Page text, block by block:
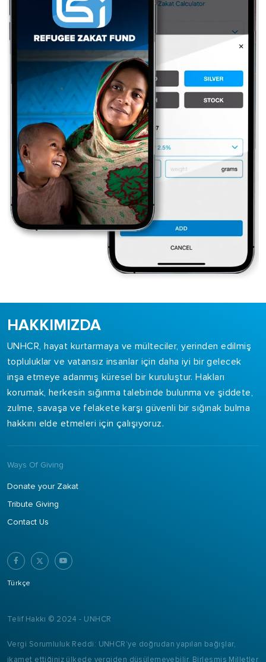
HAKKIMIZDA
UNHCR, hayat kurtarmaya ve mülteciler, yerinden edilmiş
topluluklar ve vatansız insanlar için daha iyi bir gelecek
inşa etmeye adanmış küresel bir kuruluştur. Hakları
korumak, herkesin sığınma talebinde bulunma ve şiddete,
zulme, savaşa ve felakete karşı güvenli bir sığınak bulma
hakkını elde etmeleri için çalışıyoruz.
Ways Of Giving
Donate your Zakat
Tribute Giving
Contact Us
Türkçe
Telif Hakkı © 2024 - UNHCR
Vergi Sorumluluk Reddi: UNHCR’ye doğrudan yapılan bağışlar,
ikamet ettiğiniz ülkede vergiden düşülemeyebilir. Birleşmiş Milletler